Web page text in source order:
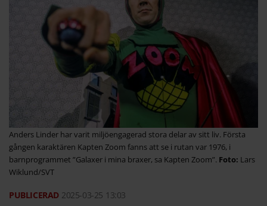
Anders Linder har varit miljöengagerad stora delar av sitt liv. Första
gången karaktären Kapten Zoom fanns att se i rutan var 1976, i
barnprogrammet ”Galaxer i mina braxer, sa Kapten Zoom”.
Lars
Wiklund/SVT
2025-03-25 13:03